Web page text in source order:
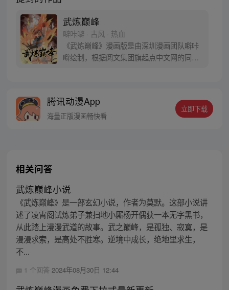
武炼巅峰
噼咔噼 · 古风 · 热血
《武炼巅峰》漫画版是由深圳漫画团队噼咔
噼绘制，根据阅文集团旗起点中文网的同名
道。凌霄阁试炼弟子兼扫地小厮杨开偶获一
本无字黑书，从此踏上漫漫武道。
腾讯动漫App
海量正版漫画畅快看
立即下载
相关问答
武炼巅峰小说
《武炼巅峰》是一部玄幻小说，作者为莫默。这部小说讲
述了凌霄阁试炼弟子兼扫地小厮杨开偶获一本无字黑书，
从此踏上漫漫武道的故事。武之巅峰，是孤独、寂寞，是
漫漫求索，是高处不胜寒。逆境中成长，绝地里求生，
不...
1 个回答 2024年08月30日 12:44